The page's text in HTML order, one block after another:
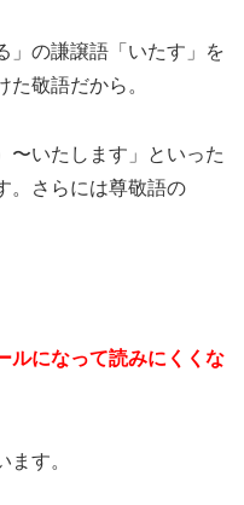
」の謙譲語「いたす」を
敬語だから。
〜いたします」といった
。さらには尊敬語の
ルになって読みにくくな
す。